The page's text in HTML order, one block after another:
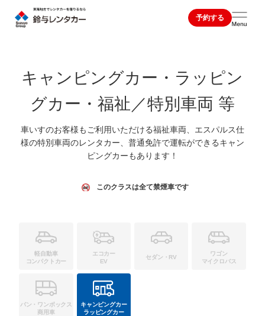
予約する
キャンピングカー・ラッピン
グカー・福祉／特別車両 等
車いすのお客様もご利用いただける福祉車両、エスパルス仕
様の特別車両のレンタカー、普通免許で運転ができるキャン
ピングカーもあります！
このクラスは全て禁煙車です
軽自動車
コンパクトカー
エコカー
EV
セダン・RV
ワゴン
マイクロバス
バン・ワンボックス
商用車
キャンピングカー
ラッピングカー